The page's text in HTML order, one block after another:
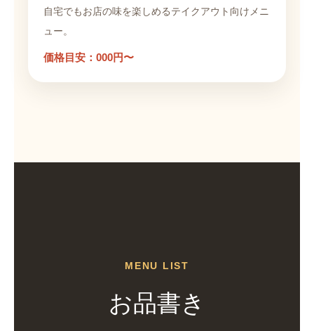
自宅でもお店の味を楽しめるテイクアウト向けメニ
ュー。
価格目安：000円〜
MENU LIST
お品書き